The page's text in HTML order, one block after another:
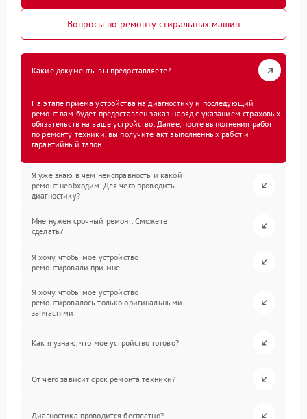
Вопросы по ремонту стиральных машин
Какие документы вы предоставляете?
На этапе приема устройства на диагностику и последующий
ремонт вам будет предоставлен заказ-наряд с указанием страховых
обязательств на ваше устройство. Далее, после выполнения работ
по ремонту техники, вы получите акт выполненных работ и
гарантийный талон.
Я уже знаю в чем неисправность и какой
ремонт необходим. Для чего проводить
диагностику?
Мне нужен срочный ремонт. Сможете
сделать?
Я хочу, чтобы мое устройство
ремонтировали при мне.
Я хочу, чтобы мое устройство
ремонтировалось только оригинальными
запчастями.
Как я узнаю, что мое устройство готово?
От чего зависит срок ремонта техники?
Диагностика проводится бесплатно?